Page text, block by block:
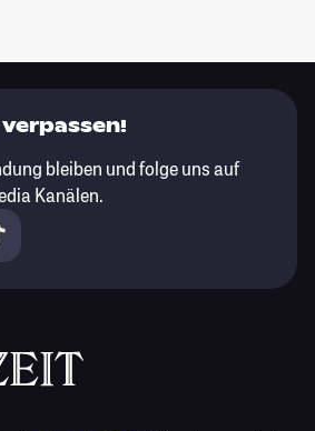
bleiben und folge uns auf
Kanälen.